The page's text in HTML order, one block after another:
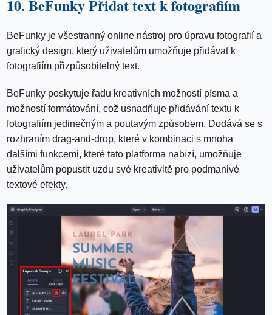
10. BeFunky Přidat text k fotografiím
BeFunky je všestranný online nástroj pro úpravu fotografií a
grafický design, který uživatelům umožňuje přidávat k
fotografiím přizpůsobitelný text.
BeFunky poskytuje řadu kreativních možností písma a
možností formátování, což usnadňuje přidávání textu k
fotografiím jedinečným a poutavým způsobem. Dodává se s
rozhraním drag-and-drop, které v kombinaci s mnoha
dalšími funkcemi, které tato platforma nabízí, umožňuje
uživatelům popustit uzdu své kreativitě pro podmanivé
textové efekty.